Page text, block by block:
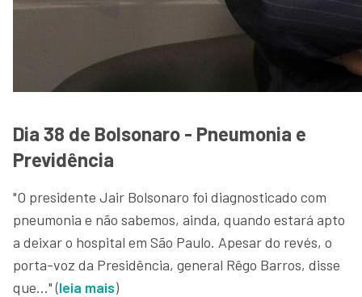
Dia 38 de Bolsonaro - Pneumonia e
Previdência
"O presidente Jair Bolsonaro foi diagnosticado com
pneumonia e não sabemos, ainda, quando estará apto
a deixar o hospital em São Paulo. Apesar do revés, o
porta-voz da Presidência, general Rêgo Barros, disse
que..." (leia mais)